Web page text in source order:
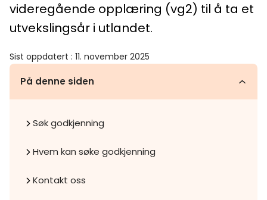
videregående opplæring (vg2) til å ta et
utvekslingsår i utlandet.
Sist oppdatert : 11. november 2025
På denne siden
Søk godkjenning
Hvem kan søke godkjenning
Kontakt oss